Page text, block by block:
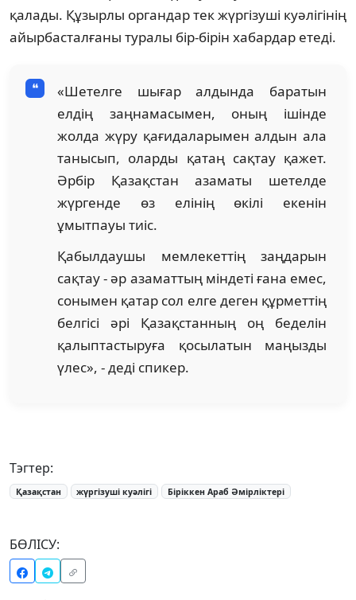
қалады. Құзырлы органдар тек жүргізуші куәлігінің
айырбасталғаны туралы бір-бірін хабардар етеді.
«Шетелге шығар алдында баратын
елдің заңнамасымен, оның ішінде
жолда жүру қағидаларымен алдын ала
танысып, оларды қатаң сақтау қажет.
Әрбір Қазақстан азаматы шетелде
жүргенде өз елінің өкілі екенін
ұмытпауы тиіс.
Қабылдаушы мемлекеттің заңдарын
сақтау - әр азаматтың міндеті ғана емес,
сонымен қатар сол елге деген құрметтің
белгісі әрі Қазақстанның оң беделін
қалыптастыруға қосылатын маңызды
үлес», - деді спикер.
Тэгтер:
Қазақстан жүргізуші куәлігі Біріккен Араб Әмірліктері
БӨЛІСУ: